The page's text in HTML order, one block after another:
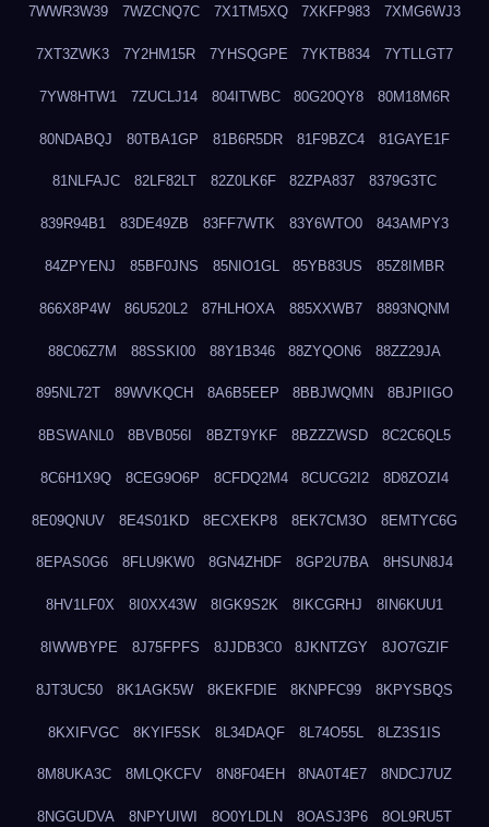
7WWR3W39 7WZCNQ7C 7X1TM5XQ 7XKFP983 7XMG6WJ3
7XT3ZWK3 7Y2HM15R 7YHSQGPE 7YKTB834 7YTLLGT7
7YW8HTW1 7ZUCLJ14 804ITWBC 80G20QY8 80M18M6R
80NDABQJ 80TBA1GP 81B6R5DR 81F9BZC4 81GAYE1F
81NLFAJC 82LF82LT 82Z0LK6F 82ZPA837 8379G3TC
839R94B1 83DE49ZB 83FF7WTK 83Y6WTO0 843AMPY3
84ZPYENJ 85BF0JNS 85NIO1GL 85YB83US 85Z8IMBR
866X8P4W 86U520L2 87HLHOXA 885XXWB7 8893NQNM
88C06Z7M 88SSKI00 88Y1B346 88ZYQON6 88ZZ29JA
895NL72T 89WVKQCH 8A6B5EEP 8BBJWQMN 8BJPIIGO
8BSWANL0 8BVB056I 8BZT9YKF 8BZZZWSD 8C2C6QL5
8C6H1X9Q 8CEG9O6P 8CFDQ2M4 8CUCG2I2 8D8ZOZI4
8E09QNUV 8E4S01KD 8ECXEKP8 8EK7CM3O 8EMTYC6G
8EPAS0G6 8FLU9KW0 8GN4ZHDF 8GP2U7BA 8HSUN8J4
8HV1LF0X 8I0XX43W 8IGK9S2K 8IKCGRHJ 8IN6KUU1
8IWWBYPE 8J75FPFS 8JJDB3C0 8JKNTZGY 8JO7GZIF
8JT3UC50 8K1AGK5W 8KEKFDIE 8KNPFC99 8KPYSBQS
8KXIFVGC 8KYIF5SK 8L34DAQF 8L74O55L 8LZ3S1IS
8M8UKA3C 8MLQKCFV 8N8F04EH 8NA0T4E7 8NDCJ7UZ
8NGGUDVA 8NPYUIWI 8O0YLDLN 8OASJ3P6 8OL9RU5T